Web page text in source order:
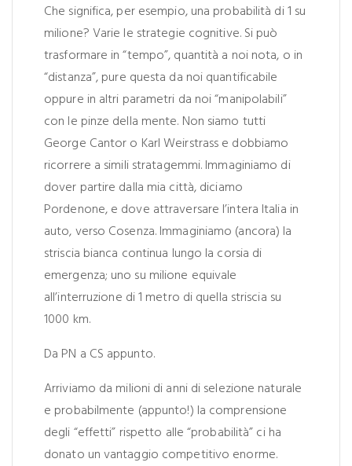
Che significa, per esempio, una probabilità di 1 su
milione? Varie le strategie cognitive. Si può
trasformare in “tempo”, quantità a noi nota, o in
“distanza”, pure questa da noi quantificabile
oppure in altri parametri da noi “manipolabili”
con le pinze della mente. Non siamo tutti
George Cantor o Karl Weirstrass e dobbiamo
ricorrere a simili stratagemmi. Immaginiamo di
dover partire dalla mia città, diciamo
Pordenone, e dove attraversare l’intera Italia in
auto, verso Cosenza. Immaginiamo (ancora) la
striscia bianca continua lungo la corsia di
emergenza; uno su milione equivale
all’interruzione di 1 metro di quella striscia su
1000 km.
Da PN a CS appunto.
Arriviamo da milioni di anni di selezione naturale
e probabilmente (appunto!) la comprensione
degli “effetti” rispetto alle “probabilità” ci ha
donato un vantaggio competitivo enorme.